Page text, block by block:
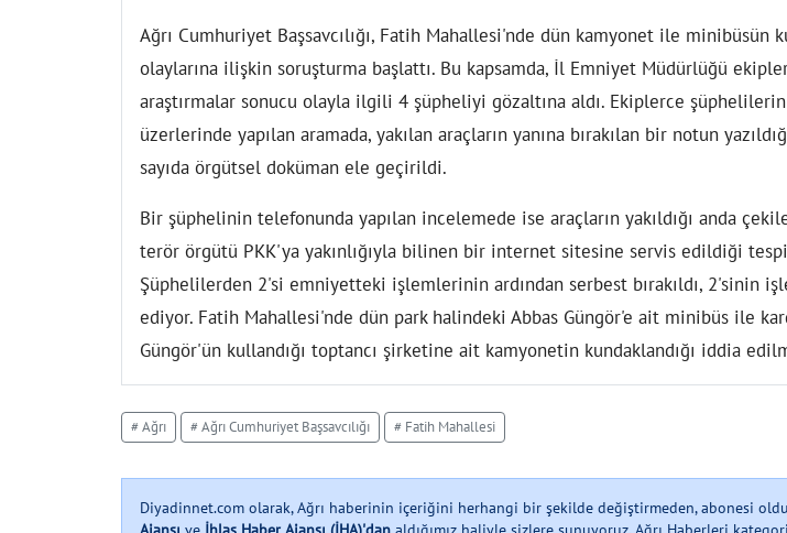
Ağrı Cumhuriyet Başsavcılığı, Fatih Mahallesi'nde dün kamyonet ile minibüsün
olaylarına ilişkin soruşturma başlattı. Bu kapsamda, İl Emniyet Müdürlüğü
araştırmalar sonucu olayla ilgili 4 şüpheliyi gözaltına aldı. Ekiplerce
üzerlerinde yapılan aramada, yakılan araçların yanına bırakılan bir notun
sayıda örgütsel doküman ele geçirildi.
Bir şüphelinin telefonunda yapılan incelemede ise araçların yakıldığı anda
terör örgütü PKK'ya yakınlığıyla bilinen bir internet sitesine servis edildiği
Şüphelilerden 2'si emniyetteki işlemlerinin ardından serbest bırakıldı, 2'sinin
ediyor. Fatih Mahallesi'nde dün park halindeki Abbas Güngör'e ait minibüs ile
Güngör'ün kullandığı toptancı şirketine ait kamyonetin kundaklandığı iddia
# Ağrı # Ağrı Cumhuriyet Başsavcılığı # Fatih Mahallesi
Diyadinnet.com olarak, Ağrı haberinin içeriğini herhangi bir şekilde değiştirmeden, abonesi